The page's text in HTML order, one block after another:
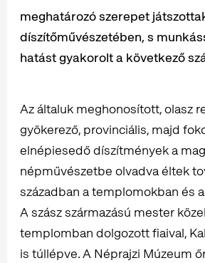
meghatározó szerepet
díszítőművészetében, s
hatást gyakorolt a következő
Az általuk meghonosított, olasz
gyökerező, provinciális, majd
elnépiesedő díszítmények a
népművészetbe olvadva éltek
században a templomokban és
A szász származású mester
templomban dolgozott fiaival,
is túllépve. A Néprajzi Múzeum